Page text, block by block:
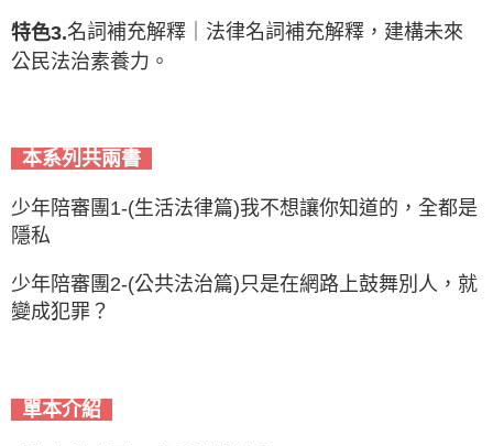
特色3.名詞補充解釋｜法律名詞補充解釋，建構未來
公民法治素養力。
本系列共兩書
少年陪審團1-(生活法律篇)我不想讓你知道的，全都是
隱私
少年陪審團2-(公共法治篇)只是在網路上鼓舞別人，就
變成犯罪？
單本介紹